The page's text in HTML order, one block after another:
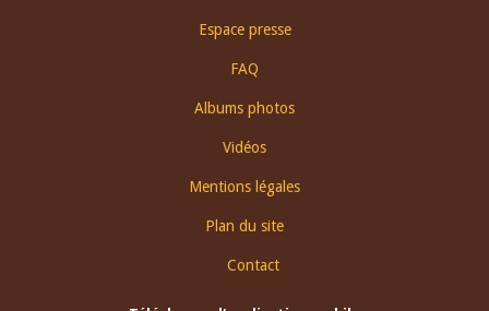
Espace presse
FAQ
Albums photos
Vidéos
Mentions légales
Plan du site
Contact